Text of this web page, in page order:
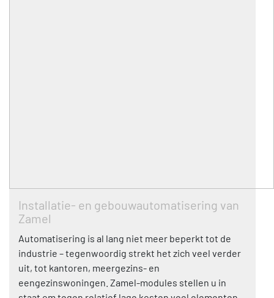
Installatie- en gebouwautomatisering van
Zamel
Automatisering is al lang niet meer beperkt tot de
industrie – tegenwoordig strekt het zich veel verder
uit, tot kantoren, meergezins- en
eengezinswoningen. Zamel-modules stellen u in